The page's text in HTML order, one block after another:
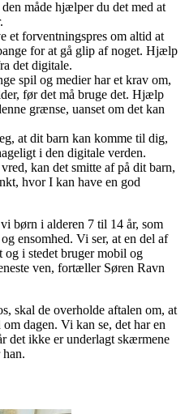
måde hjælper du det med at
et forventningspres om altid at
for at gå glip af noget. Hjælp
det digitale.
spil og medier har et krav om,
før det må bruge det. Hjælp
grænse, uanset om det kan
at dit barn kan komme til dig,
i den digitale verden.
kan det smitte af på dit barn,
hvor I kan have en god
børn i alderen 7 til 14 år, som
ensomhed. Vi ser, at en del af
og i stedet bruger mobil og
ven, fortæller Søren Ravn
skal de overholde aftalen om, at
dagen. Vi kan se, det har en
det ikke er underlagt skærmene